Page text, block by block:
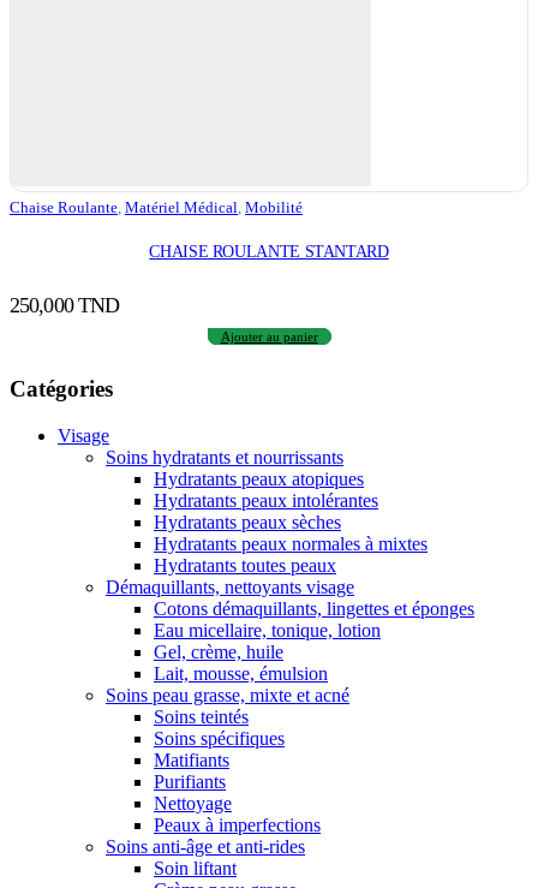
Chaise Roulante, Matériel Médical, Mobilité
CHAISE ROULANTE STANTARD
250,000TND
Ajouter au panier
Catégories
Visage
Soins hydratants et nourrissants
Hydratants peaux atopiques
Hydratants peaux intolérantes
Hydratants peaux sèches
Hydratants peaux normales à mixtes
Hydratants toutes peaux
Démaquillants, nettoyants visage
Cotons démaquillants, lingettes et éponges
Eau micellaire, tonique, lotion
Gel, crème, huile
Lait, mousse, émulsion
Soins peau grasse, mixte et acné
Soins teintés
Soins spécifiques
Matifiants
Purifiants
Nettoyage
Peaux à imperfections
Soins anti-âge et anti-rides
Soin liftant